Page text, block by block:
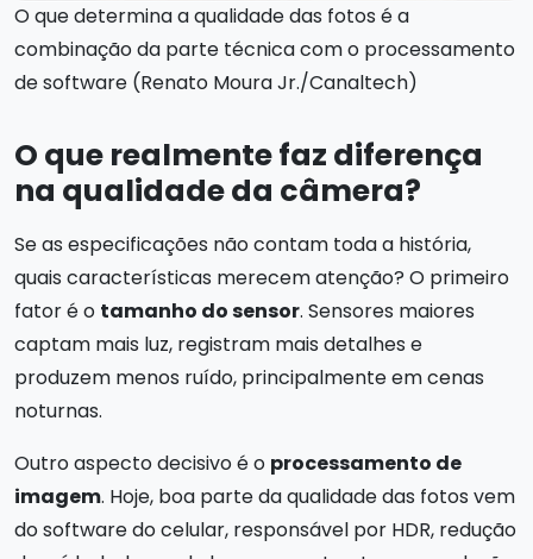
O que determina a qualidade das fotos é a
combinação da parte técnica com o processamento
de software (Renato Moura Jr./Canaltech)
O que realmente faz diferença
na qualidade da câmera?
Se as especificações não contam toda a história,
quais características merecem atenção? O primeiro
fator é o tamanho do sensor. Sensores maiores
captam mais luz, registram mais detalhes e
produzem menos ruído, principalmente em cenas
noturnas.
Outro aspecto decisivo é o processamento de
imagem. Hoje, boa parte da qualidade das fotos vem
do software do celular, responsável por HDR, redução